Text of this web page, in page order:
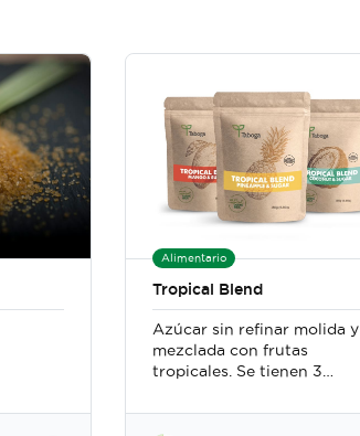
Alimentario
Tropical Blend
Azúcar sin refinar molida y
mezclada con frutas
tropicales. Se tienen 3
coco y piña.